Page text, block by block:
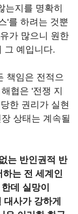
는지를 명확히
'를 하려는 것뿐
가 많으니 원한
그 예입니다.
책임은 전적으
협은 '전쟁 지
한 권리가 실현
상태는 계속될
는 반인권적 반
는 전 세계인
데 실망이
사가 강하게